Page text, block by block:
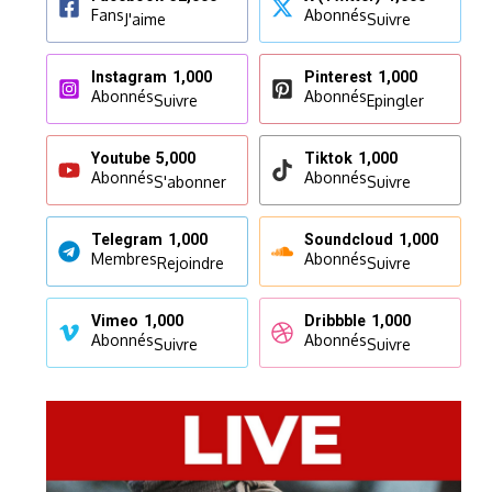
FansJ'aime AbonnésSuivre
Instagram 1,000
AbonnésSuivre
Pinterest 1,000
AbonnésEpingler
Youtube 5,000
AbonnésS'abonner
Tiktok 1,000
AbonnésSuivre
Telegram 1,000
MembresRejoindre
Soundcloud 1,000
AbonnésSuivre
Vimeo 1,000
AbonnésSuivre
Dribbble 1,000
AbonnésSuivre